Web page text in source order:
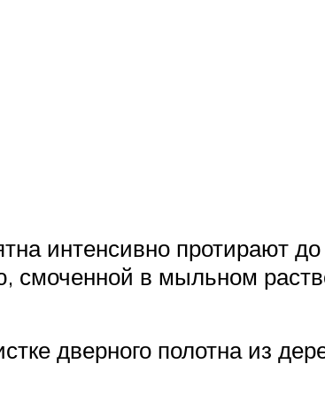
интенсивно протирают до
смоченной в мыльном
дверного полотна из